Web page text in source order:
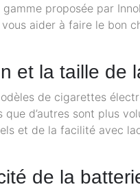
proposée par
aider à faire le bon
et la taille de
de cigarettes
que d’autres sont plus
et de la facilité avec
de la